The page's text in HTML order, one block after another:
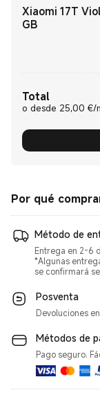
Xiaomi 17T
GB
Total
o desde 25,00 €/
Por qué
Método de
Entrega en 2-6
*Algunas
se confirmará
Posventa
Devoluciones
Métodos de
Pago seguro.